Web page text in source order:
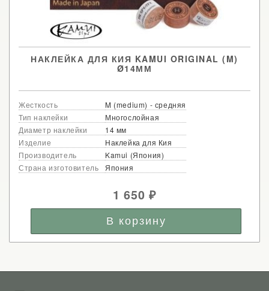
НАКЛЕЙКА ДЛЯ КИЯ KAMUI ORIGINAL (M)
Ø14ММ
Жесткость
M (medium) - средняя
Тип наклейки
Многослойная
Диаметр наклейки
14 мм
Изделие
Наклейка для Кия
Производитель
Kamui (Япония)
Страна изготовитель
Япония
1 650₽